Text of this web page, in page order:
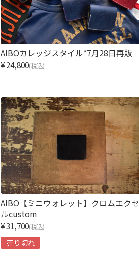
AIBOカレッジスタイル*7月28日再販
¥24,800(税込)
AIBO【ミニウォレット】クロムエクセ
ルcustom
¥31,700(税込)
売り切れ